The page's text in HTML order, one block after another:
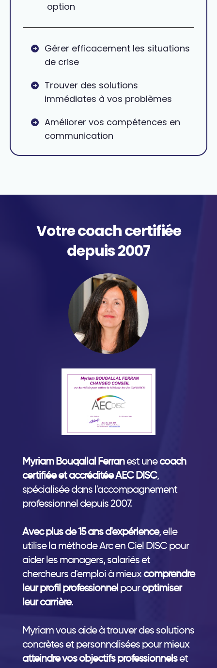
option
Gérer efficacement les situations
de crise
Trouver des solutions
immédiates à vos problèmes
Améliorer vos compétences en
communication
Votre coach certifiée
depuis 2007
Myriam Bouqallal Ferranest unecoach
certifiée et accréditée AEC DISC,
spécialisée dans l'accompagnement
professionnel depuis 2007.
Avec plus de 15 ans d'expérience, elle
utilise la méthode Arc en Ciel DISC pour
aider les managers, salariés et
chercheurs d'emploi à mieuxcomprendre
leur profil professionnel pouroptimiser
leur carrière.
Myriam vous aide à trouver des solutions
concrètes et personnalisées pour mieux
atteindre vos objectifs professionnelset